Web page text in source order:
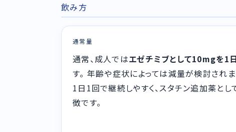
飲み方
通常量
通常、成人ではエゼチミブとして10mgを1
す。 年齢や症状によっては減量が検討されま
1日1回で継続しやすく、スタチン追加薬と
徴です。